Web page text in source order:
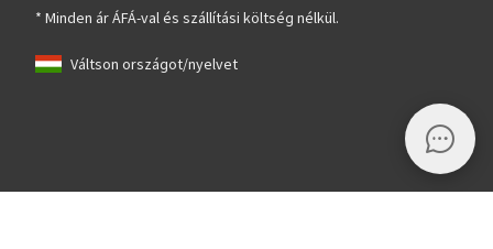
* Minden ár ÁFÁ-val és szállítási költség nélkül.
Váltson országot/nyelvet